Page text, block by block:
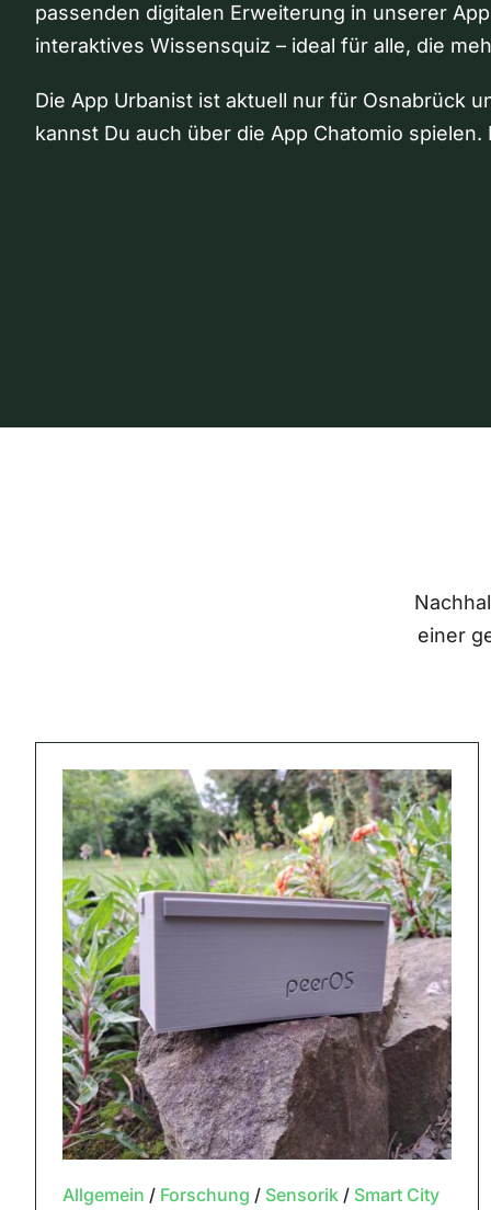
passenden digitalen Erweiterung in unserer
interaktives Wissensquiz – ideal für alle, die
Die App Urbanist ist aktuell nur für Osnabrück
kannst Du auch über die App Chatomio
einer
Allgemein / Forschung / Sensorik/ Smart City